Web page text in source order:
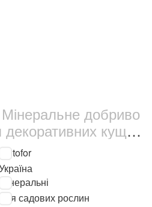
Мінеральне добриво
кущів
садових рослин